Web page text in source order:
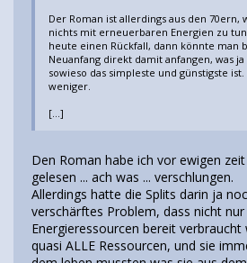
Der Roman ist allerdings aus den 70ern,
nichts mit erneuerbaren Energien zu
heute einen Rückfall, dann könnte man
Neuanfang direkt damit anfangen, was
sowieso das simpleste und günstigste
weniger.
[...]
Den Roman habe ich vor ewigen
gelesen ... ach was ... verschlungen.
Allerdings hatte die Splits darin ja
verschärftes Problem, dass nicht nur
Energieressourcen bereit verbraucht
quasi ALLE Ressourcen, und sie